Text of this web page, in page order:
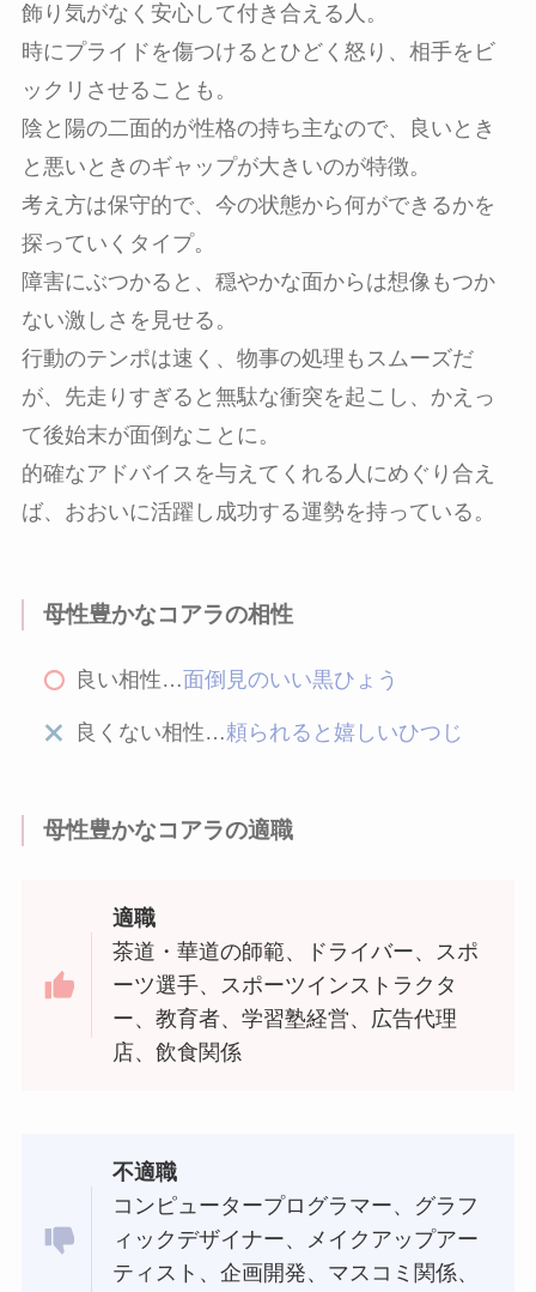
飾り気がなく安心して付き合える人。
時にプライドを傷つけるとひどく怒り、相手をビ
ックリさせることも。
陰と陽の二面的が性格の持ち主なので、良いとき
と悪いときのギャップが大きいのが特徴。
考え方は保守的で、今の状態から何ができるかを
探っていくタイプ。
障害にぶつかると、穏やかな面からは想像もつか
ない激しさを見せる。
行動のテンポは速く、物事の処理もスムーズだ
が、先走りすぎると無駄な衝突を起こし、かえっ
て後始末が面倒なことに。
的確なアドバイスを与えてくれる人にめぐり合え
ば、おおいに活躍し成功する運勢を持っている。
母性豊かなコアラの相性
良い相性…面倒見のいい黒ひょう
良くない相性…頼られると嬉しいひつじ
母性豊かなコアラの適職
適職
茶道・華道の師範、ドライバー、スポ
ーツ選手、スポーツインストラクタ
ー、教育者、学習塾経営、広告代理
店、飲食関係
不適職
コンピュータープログラマー、グラフ
ィックデザイナー、メイクアップアー
ティスト、企画開発、マスコミ関係、